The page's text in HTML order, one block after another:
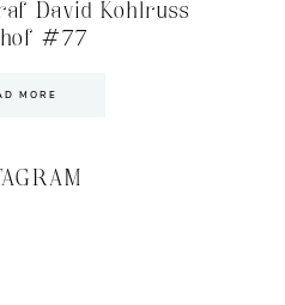
David Kohlruss
#77
MORE